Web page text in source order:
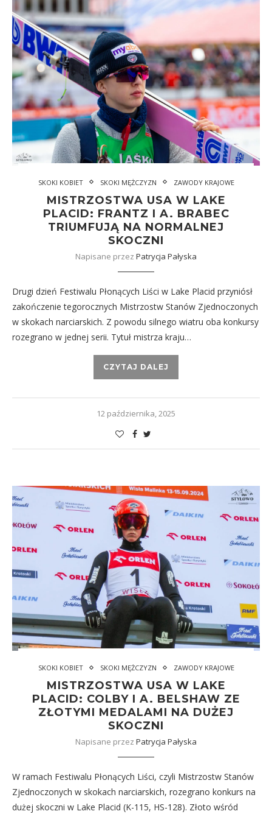
SKOKI KOBIET SKOKI MĘŻCZYZN ZAWODY KRAJOWE
MISTRZOSTWA USA W LAKE
PLACID: FRANTZ I A. BRABEC
TRIUMFUJĄ NA NORMALNEJ
SKOCZNI
Napisane przez Patrycja Pałyska
Drugi dzień Festiwalu Płonących Liści w Lake Placid przyniósł
zakończenie tegorocznych Mistrzostw Stanów Zjednoczonych
w skokach narciarskich. Z powodu silnego wiatru oba konkursy
rozegrano w jednej serii. Tytuł mistrza kraju…
CZYTAJ DALEJ
12 października, 2025
SKOKI KOBIET SKOKI MĘŻCZYZN ZAWODY KRAJOWE
MISTRZOSTWA USA W LAKE
PLACID: COLBY I A. BELSHAW ZE
ZŁOTYMI MEDALAMI NA DUŻEJ
SKOCZNI
Napisane przez Patrycja Pałyska
W ramach Festiwalu Płonących Liści, czyli Mistrzostw Stanów
Zjednoczonych w skokach narciarskich, rozegrano konkurs na
dużej skoczni w Lake Placid (K-115, HS-128). Złoto wśród